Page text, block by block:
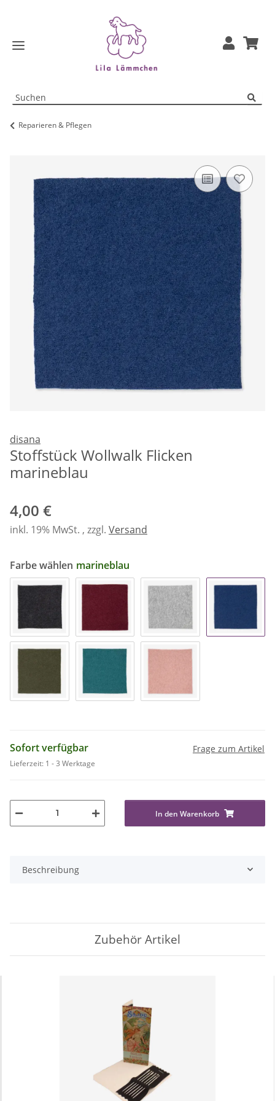
Reparieren & Pflegen
disana
Stoffstück Wollwalk Flicken
marineblau
4,00 €
inkl. 19% MwSt. , zzgl. Versand
Farbe wählen marineblau
Sofort verfügbar
Lieferzeit: 1 - 3 Werktage
Frage zum Artikel
In den Warenkorb
Beschreibung
Zubehör Artikel